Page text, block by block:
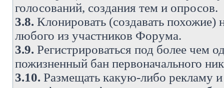
голосований, создания тем и опросов.
3.8. Клонировать (создавать похожие)
любого из участников Форума.
3.9. Регистрироваться под более чем
пожизненный бан первоначального
3.10. Размещать какую-либо рекламу